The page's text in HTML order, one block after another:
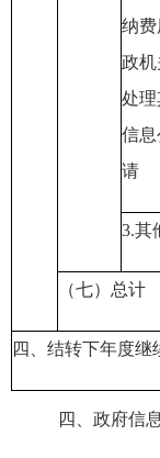
纳费
政
处
信息
请
3.其
（七）总计
四、结转下年度继
四、政府信